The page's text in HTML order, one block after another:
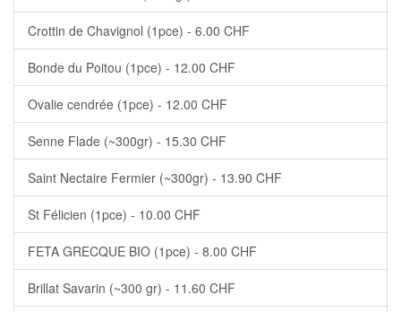
Crottin de Chavignol (1pce) - 6.00 CHF
Bonde du Poitou (1pce) - 12.00 CHF
Ovalie cendrée (1pce) - 12.00 CHF
Senne Flade (~300gr) - 15.30 CHF
Saint Nectaire Fermier (~300gr) - 13.90 CHF
St Félicien (1pce) - 10.00 CHF
FETA GRECQUE BIO (1pce) - 8.00 CHF
Brillat Savarin (~300 gr) - 11.60 CHF